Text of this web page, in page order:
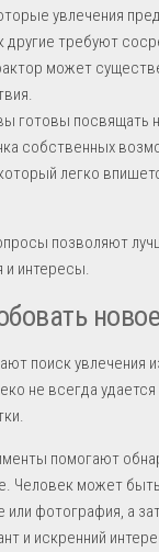
увлечения
другие требуют
может
готовы посвящать
собственных
легко
позволяют
интересы.
новое
поиск увлечения
не всегда
помогают
Человек может
или фотография, а
и искренний